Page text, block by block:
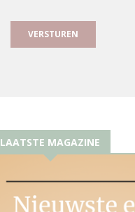
LAATSTE MAGAZINE